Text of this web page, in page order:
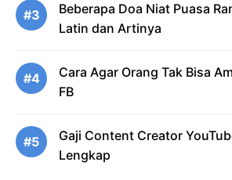
#3
Beberapa Doa Niat Puasa
Latin dan Artinya
#4
Cara Agar Orang Tak Bisa
FB
#5
Gaji Content Creator
Lengkap